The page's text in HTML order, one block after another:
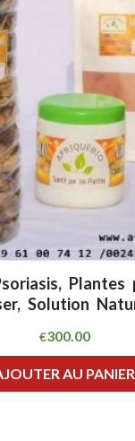
Plantes
Solution
€300.00
AU PANIER